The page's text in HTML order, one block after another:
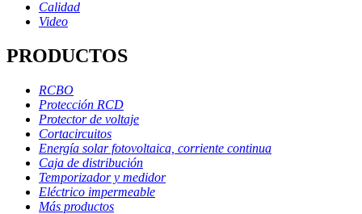
Calidad
Video
PRODUCTOS
RCBO
Protección RCD
Protector de voltaje
Cortacircuitos
Energía solar fotovoltaica, corriente continua
Caja de distribución
Temporizador y medidor
Eléctrico impermeable
Más productos